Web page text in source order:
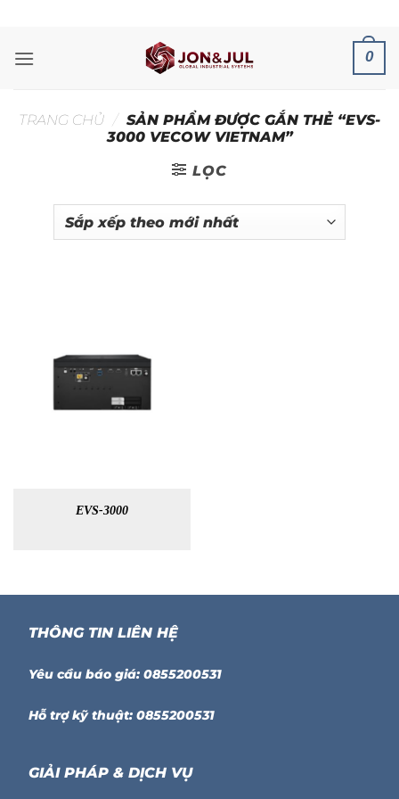
nội
0
TRANG CHỦ / SẢN PHẨM ĐƯỢC GẮN THẺ “EVS-
3000 VECOW VIETNAM”
LỌC
EVS-3000
THÔNG TIN LIÊN HỆ
Yêu cầu báo giá: 0855200531
Hỗ trợ kỹ thuật: 0855200531
GIẢI PHÁP & DỊCH VỤ